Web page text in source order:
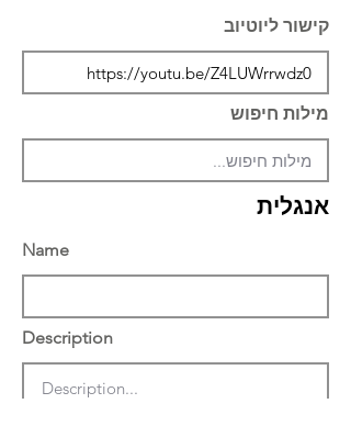
קישור ליוטיוב
מילות חיפוש
אנגלית
Name
Description